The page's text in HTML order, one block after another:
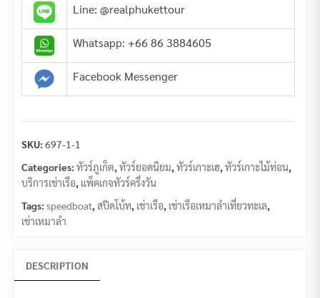
Line: @realphukettour
Whatsapp: +66 86 3884605
Facebook Messenger
SKU: 697-1-1
Categories: ทัวร์ภูเก็ต,ทัวร์ยอดนิยม,ทัวร์เกาะเฮ,ทัวร์เกาะไม้ท่อน,
บริการเช่าเรือ, แพ็คเกจทัวร์ครึ่งวัน
Tags: speedboat,สปีดโบ้ท, เช่าเรือ, เช่าเรือเหมาลำเที่ยวทะเล,
เช่าเหมาลำ
DESCRIPTION